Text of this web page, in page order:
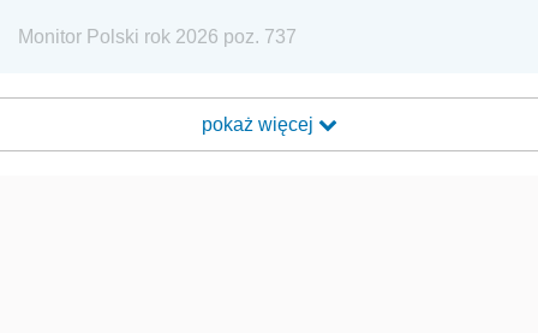
Monitor Polski rok 2026 poz. 737
pokaż więcej